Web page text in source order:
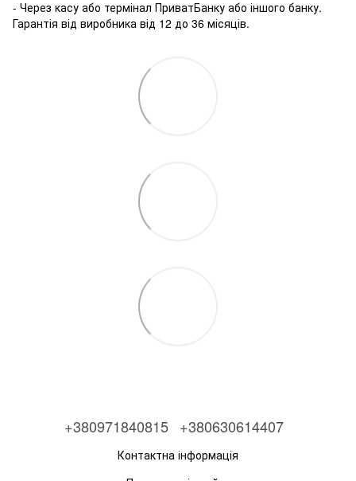
- Через касу або термінал ПриватБанку або іншого банку.
Гарантія від виробника від 12 до 36 місяців.
+380971840815 +380630614407
Контактна інформація